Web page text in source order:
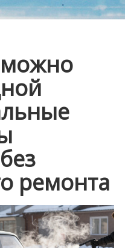
можно
ремонта